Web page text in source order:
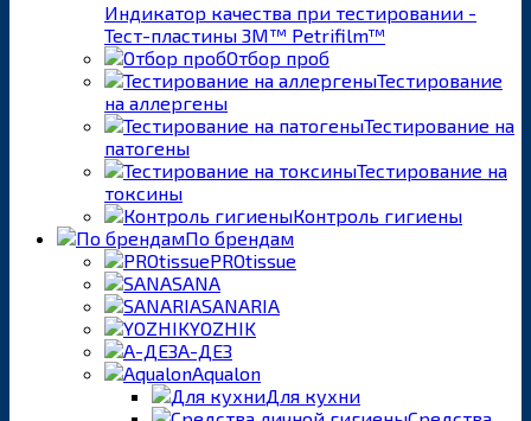
Индикатор качества при тестировании -
Тест-пластины 3M™ Petrifilm™
Отбор проб
Тестирование
на аллергены
Тестирование на
патогены
Тестирование на
токсины
Контроль гигиены
По брендам
PROtissue
SANA
SANARIA
YOZHIK
А-ДЕЗ
Aqualon
Для кухни